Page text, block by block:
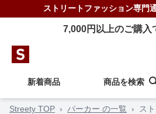
ストリートファッション専門
7,000円以上のご購入
新着商品 商品を検索
Streety TOP › パーカー の一覧 › ス